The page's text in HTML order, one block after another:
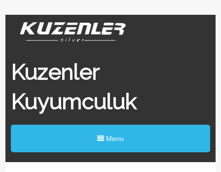
Kuzenler
Kuyumculuk
Menu